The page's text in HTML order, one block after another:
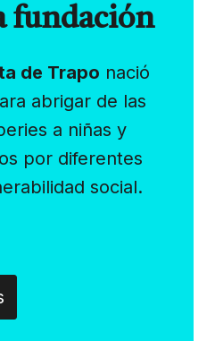
fundación
de Trapo nació
abrigar de las
a niñas y
por diferentes
social.